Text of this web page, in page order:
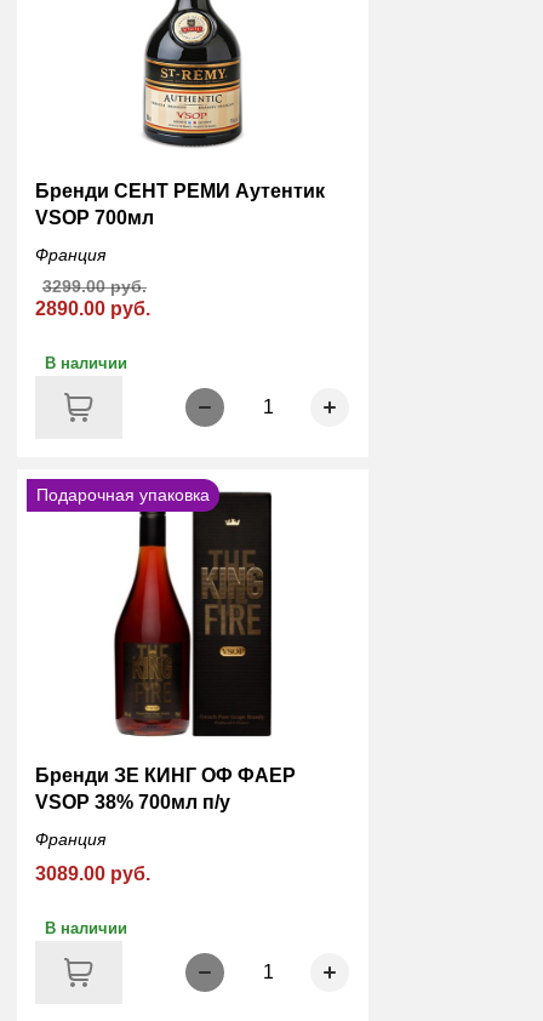
Бренди СЕНТ РЕМИ Аутентик
VSOP 700мл
Франция
2890.00 руб.
3299.00 руб.
В наличии
1
Подарочная упаковка
Бренди ЗЕ КИНГ ОФ ФАЕР
VSOP 38% 700мл п/у
Франция
3089.00 руб.
В наличии
1